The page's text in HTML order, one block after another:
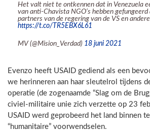
Het valt niet te ontkennen dat in Venezuela
van anti-Chavista NGO’s hebben
partners van de regering van de VS en
https://t.co/TR5EBX6L61
MV (@Mision_Verdad) 18 juni 2021
Evenzo heeft USAID gediend als een
we herinneren aan haar sleutelrol tijdens
operatie (de zogenaamde “Slag om de
civiel-militaire unie zich verzette op 23
USAID werd geprobeerd het land binnen
“humanitaire” voorwendselen.